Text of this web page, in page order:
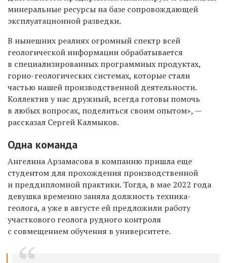
минеральные ресурсы на базе сопровождающей
эксплуатационной разведки.
В нынешних реалиях огромный спектр всей
геологической информации обрабатывается
в специализированных программных продуктах,
горно-геологических системах, которые стали
частью нашей производственной деятельности.
Коллектив у нас дружный, всегда готовы помочь
в любых вопросах, поделиться своим опытом», —
рассказал Сергей Калмыков.
Одна команда
Ангелина Арзамасова в компанию пришла еще
студентом для прохождения производственной
и преддипломной практики. Тогда, в мае 2022 года
девушка временно заняла должность техника-
геолога, а уже в августе ей предложили работу
участкового геолога рудного контроля
с совмещением обучения в университете.